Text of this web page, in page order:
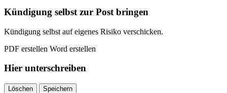
Kündigung selbst zur Post bringen
Kündigung selbst auf eigenes Risiko verschicken.
PDF erstellen Word erstellen
Hier unterschreiben
Löschen Speichern